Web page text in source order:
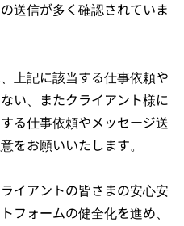
送信が多く確認されていま
上記に該当する仕事依頼や
い、またクライアント様に
る仕事依頼やメッセージ送
をお願いいたします。
イアントの皆さまの安心安
フォームの健全化を進め、